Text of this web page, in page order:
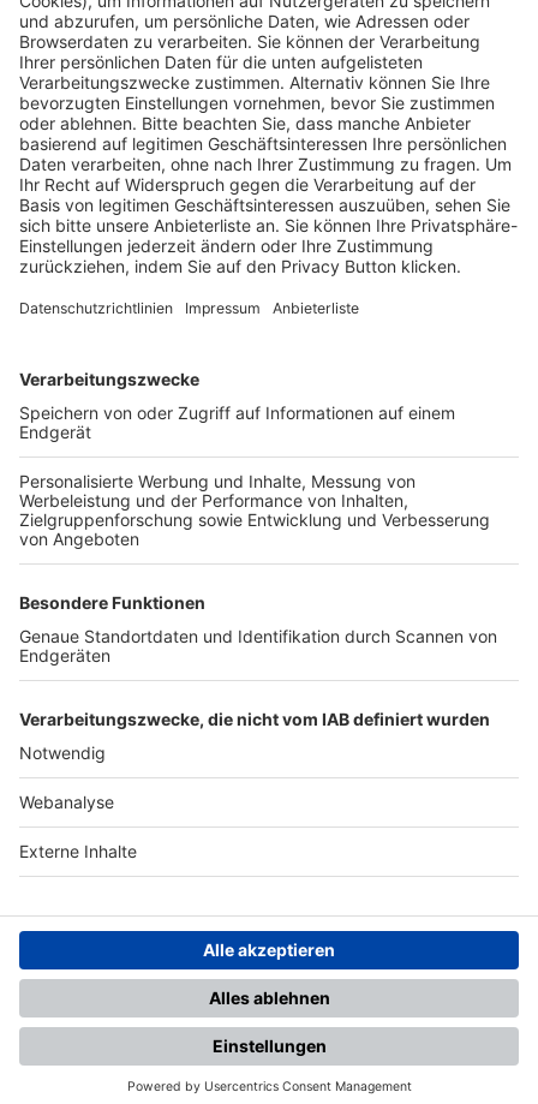
Pässe und Vereinswechsel
Trainerausbildung
Schulungsangebot Vereinsmitarbeiter
BFV-Geschäftsstellen
Trainerbörse
Login SpielPlus
FOLGE DEM BFV
TOP-VEREINE
TOP-PARTNER
Nutzungsbedingungen Datenschutz Impressum